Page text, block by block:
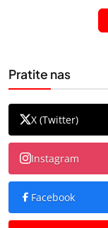
Pratite nas
X (Twitter)
Instagram
Facebook